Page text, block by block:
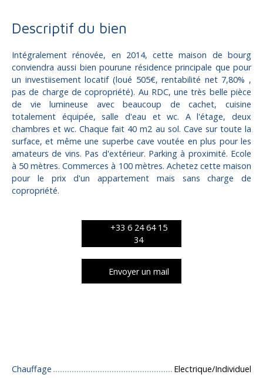
Descriptif du bien
Intégralement rénovée, en 2014, cette maison de bourg
conviendra aussi bien pourune résidence principale que pour
un investiisement locatif (loué 505€, rentabilité net 7,80% ,
pas de charge de copropriété). Au RDC, une très belle pièce
de vie lumineuse avec beaucoup de cachet, cuisine
totalement équipée, salle d'eau et wc. A l'étage, deux
chambres et wc. Chaque fait 40 m2 au sol. Cave sur toute la
surface, et même une superbe cave voutée en plus pour les
amateurs de vins. Pas d'extérieur. Parking à proximité. Ecole
à 50 mètres. Commerces à 100 mètres. Achetez cette maison
pour le prix d'un appartement mais sans charge de
copropriété.
+33 6 24 64 15
34
Envoyer un mail
Chauffage
Electrique/Individuel